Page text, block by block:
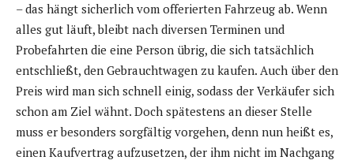
– das hängt sicherlich vom offerierten Fahrzeug ab. Wenn
alles gut läuft, bleibt nach diversen Terminen und
Probefahrten die eine Person übrig, die sich tatsächlich
entschließt, den Gebrauchtwagen zu kaufen. Auch über den
Preis wird man sich schnell einig, sodass der Verkäufer sich
schon am Ziel wähnt. Doch spätestens an dieser Stelle
muss er besonders sorgfältig vorgehen, denn nun heißt es,
einen Kaufvertrag aufzusetzen, der ihm nicht im Nachgang